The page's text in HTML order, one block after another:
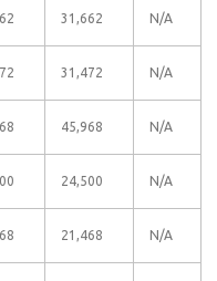
31,662 N/A
31,472 N/A
45,968 N/A
24,500 N/A
21,468 N/A